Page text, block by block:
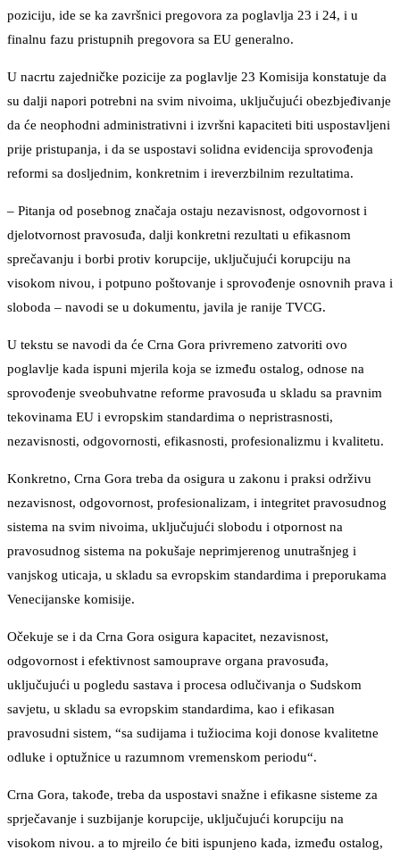
poziciju, ide se ka završnici pregovora za poglavlja 23 i 24, i u
finalnu fazu pristupnih pregovora sa EU generalno.
U nacrtu zajedničke pozicije za poglavlje 23 Komisija konstatuje da
su dalji napori potrebni na svim nivoima, uključujući obezbjeđivanje
da će neophodni administrativni i izvršni kapaciteti biti uspostavljeni
prije pristupanja, i da se uspostavi solidna evidencija sprovođenja
reformi sa dosljednim, konkretnim i ireverzbilnim rezultatima.
– Pitanja od posebnog značaja ostaju nezavisnost, odgovornost i
djelotvornost pravosuđa, dalji konkretni rezultati u efikasnom
sprečavanju i borbi protiv korupcije, uključujući korupciju na
visokom nivou, i potpuno poštovanje i sprovođenje osnovnih prava i
sloboda – navodi se u dokumentu, javila je ranije TVCG.
U tekstu se navodi da će Crna Gora privremeno zatvoriti ovo
poglavlje kada ispuni mjerila koja se između ostalog, odnose na
sprovođenje sveobuhvatne reforme pravosuđa u skladu sa pravnim
tekovinama EU i evropskim standardima o nepristrasnosti,
nezavisnosti, odgovornosti, efikasnosti, profesionalizmu i kvalitetu.
Konkretno, Crna Gora treba da osigura u zakonu i praksi održivu
nezavisnost, odgovornost, profesionalizam, i integritet pravosudnog
sistema na svim nivoima, uključujući slobodu i otpornost na
pravosudnog sistema na pokušaje neprimjerenog unutrašnjeg i
vanjskog uticaja, u skladu sa evropskim standardima i preporukama
Venecijanske komisije.
Očekuje se i da Crna Gora osigura kapacitet, nezavisnost,
odgovornost i efektivnost samouprave organa pravosuđa,
uključujući u pogledu sastava i procesa odlučivanja o Sudskom
savjetu, u skladu sa evropskim standardima, kao i efikasan
pravosudni sistem, “sa sudijama i tužiocima koji donose kvalitetne
odluke i optužnice u razumnom vremenskom periodu“.
Crna Gora, takođe, treba da uspostavi snažne i efikasne sisteme za
sprječavanje i suzbijanje korupcije, uključujući korupciju na
visokom nivou. a to mjreilo će biti ispunjeno kada, između ostalog,